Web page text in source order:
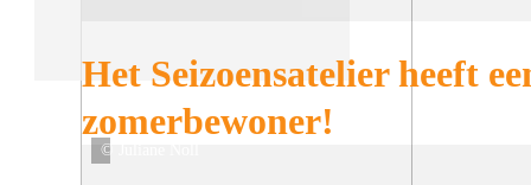
Het Seizoensatelier heeft
zomerbewoner!
© Juliane Noll